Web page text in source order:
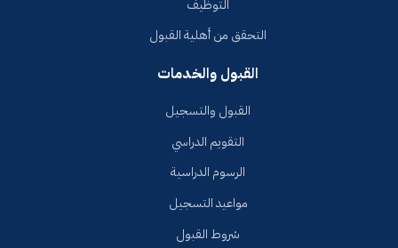
التوظيف
التحقق من أهلية القبول
القبول والخدمات
القبول والتسجيل
التقويم الدراسي
الرسوم الدراسية
مواعيد التسجيل
شروط القبول